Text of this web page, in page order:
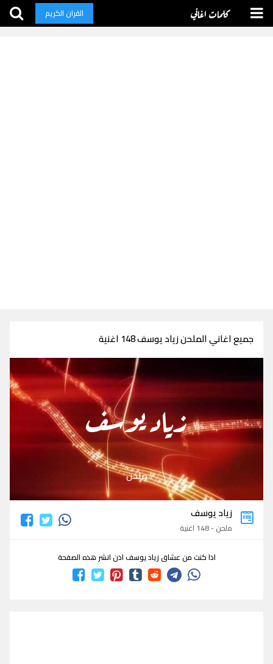
كلمات اغاني القران الكريم
جميع اغاني الملحن زياد يوسف 148 اغنية
زياد يوسف
ملحن
زياد يوسف
ملحن - 148 اغنية
اذا كنت من عشاق زياد يوسف اذن انشر هذه الصفحة